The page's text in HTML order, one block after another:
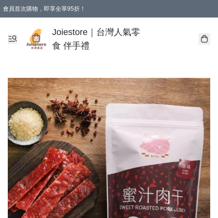
會員首次購物，即享全單95折！
購物滿 HKD 350.00即享免運費優惠！（適用於 本地送貨、本地取貨 )
Joiestore｜台灣人氣零
食 伴手禮